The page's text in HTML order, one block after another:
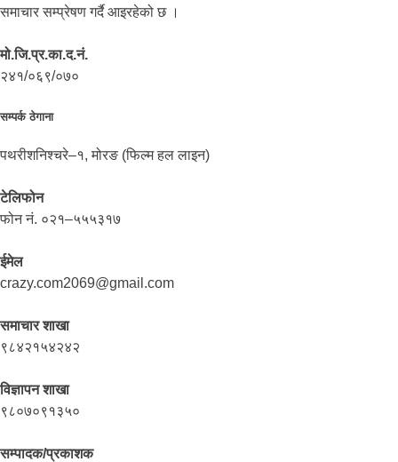
समाचार सम्प्रेषण गर्दै आइरहेको छ ।
मो.जि.प्र.का.द.नं.
२४१/०६९/०७०
सम्पर्क ठेगाना
पथरीशनिश्चरे–१, मोरङ (फिल्म हल लाइन)
टेलिफोन
फोन नं. ०२१–५५५३१७
ईमेल
crazy.com2069@gmail.com
समाचार शाखा
९८४२१५४२४२
विज्ञापन शाखा
९८०७०९१३५०
सम्पादक/प्रकाशक